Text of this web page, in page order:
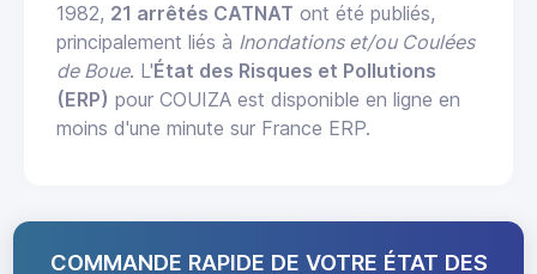
1982, 21 arrêtés CATNAT ont été publiés,
principalement liés à Inondations et/ou Coulées
de Boue. L'État des Risques et Pollutions
(ERP) pour COUIZA est disponible en ligne en
moins d'une minute sur France ERP.
COMMANDE RAPIDE DE VOTRE ÉTAT DES